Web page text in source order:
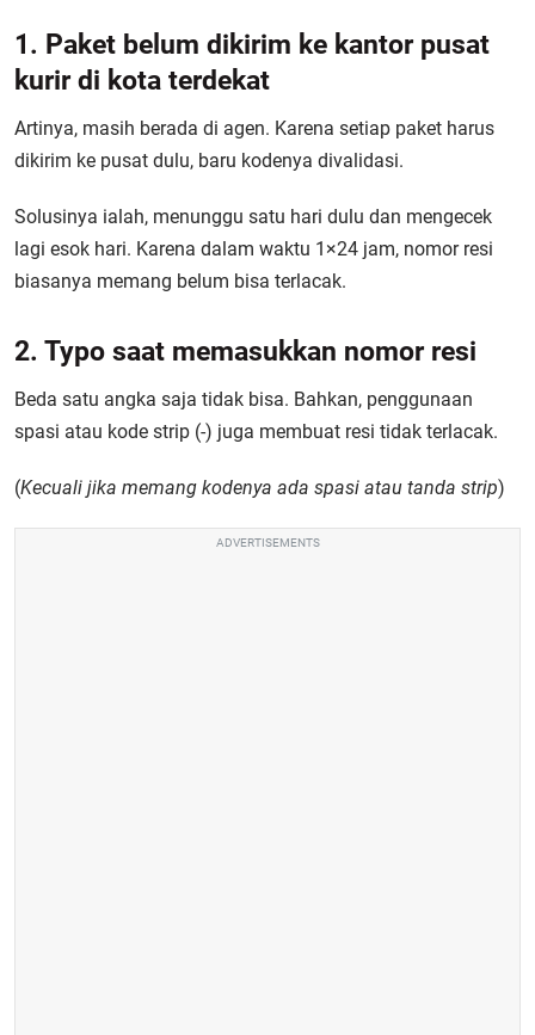
1. Paket belum dikirim ke kantor pusat
kurir di kota terdekat
Artinya, masih berada di agen. Karena setiap paket harus
dikirim ke pusat dulu, baru kodenya divalidasi.
Solusinya ialah, menunggu satu hari dulu dan mengecek
lagi esok hari. Karena dalam waktu 1×24 jam, nomor resi
biasanya memang belum bisa terlacak.
2. Typo saat memasukkan nomor resi
Beda satu angka saja tidak bisa. Bahkan, penggunaan
spasi atau kode strip (-) juga membuat resi tidak terlacak.
(Kecuali jika memang kodenya ada spasi atau tanda strip)
ADVERTISEMENTS